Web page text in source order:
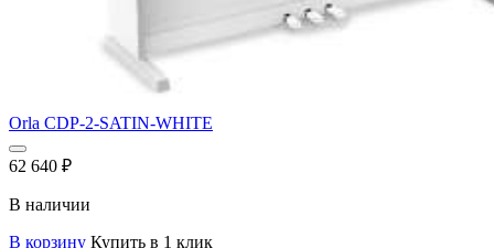
Orla CDP-2-SATIN-WHITE
62 640 ₽
В наличии
В корзину Купить в 1 клик